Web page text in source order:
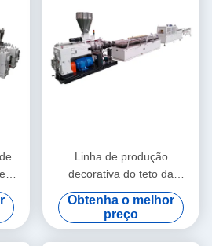
Linha de produção
decorativa do teto da
máquina da extrusão do
perfil de WPC/WPC
Obtenha o melhor
preço